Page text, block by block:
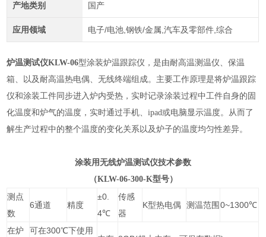
产地类别 国产
应用领域 电子/电池,钢铁/金属,汽车及零部件,综合
炉温测试仪KLW-06型涂装炉温跟踪仪 ，是由耐高温测温仪、保温
箱、以及 耐高温热电偶、无线终端组成。 主要工作原理是将炉温跟踪
仪和涂装工件同步进入炉内受热，实时记录涂装过程中工件自身的固
化温度和炉气的温度，实时通过手机、ipad或电脑显示温度。从而了
解生产过程中的整个温度的变化关系以及炉子的温度均匀性差异。
涂装用无线炉温测试仪技术参数
（KLW-06-300-K型号）
测点
数
6通道 精度
±0.
4℃
传感
器
K型热电偶 测温范围 0~1300℃
在炉
可在300℃下使用